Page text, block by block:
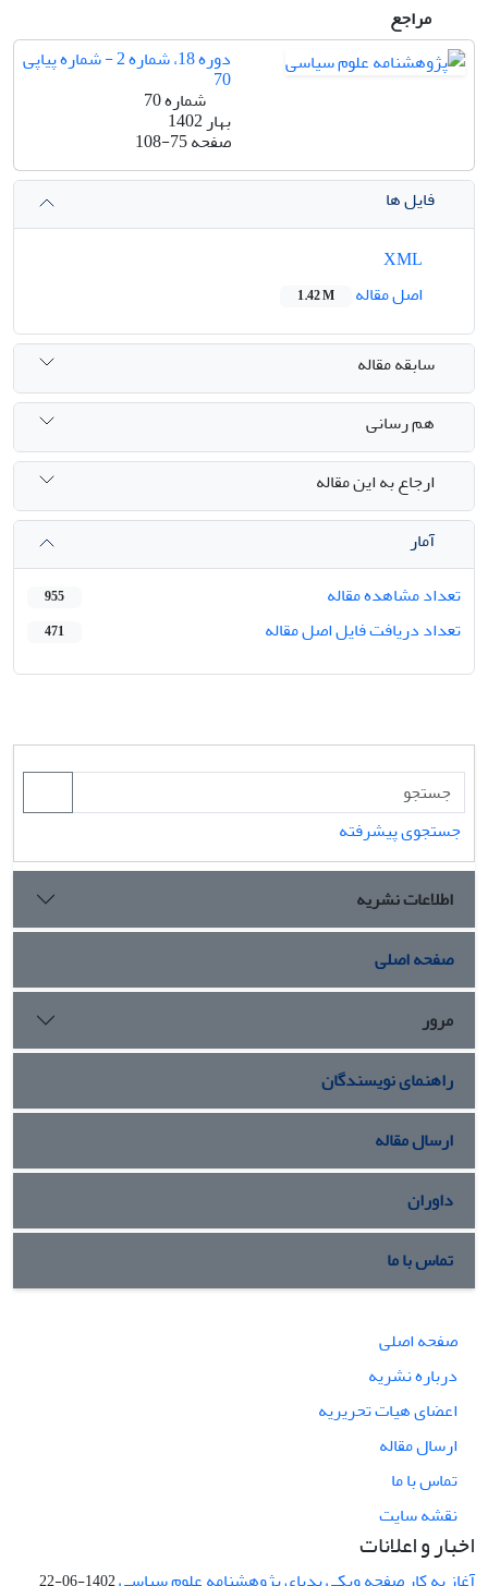
مراجع
دوره 18، شماره 2 - شماره پیاپی
70
شماره 70
بهار 1402
صفحه108-75
فایل ها
اصل مقاله
1.42 M
سابقه مقاله
هم رسانی
ارجاع به این مقاله
آمار
تعداد مشاهده مقاله
955
تعداد دریافت فایل اصل مقاله 471
جستجوی پیشرفته
اطلاعات نشریه
صفحه اصلی
مرور
راهنمای نویسندگان
ارسال مقاله
داوران
تماس با ما
صفحه اصلی
درباره نشریه
اعضای هیات تحریریه
ارسال مقاله
تماس با ما
نقشه سایت
اخبار و اعلانات